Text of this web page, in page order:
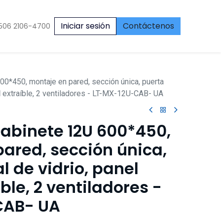
2106-4700 Iniciar sesión Contáctenos
montaje en pared, sección única, puerta
2 ventiladores - LT-MX-12U-CAB- UA
12U 600*450,
sección única,
de vidrio, panel
2 ventiladores -
UA